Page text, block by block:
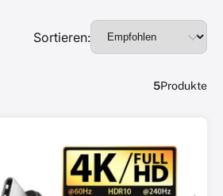
Sortieren:
5Produkte